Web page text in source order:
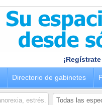
Directorio de gabinetes